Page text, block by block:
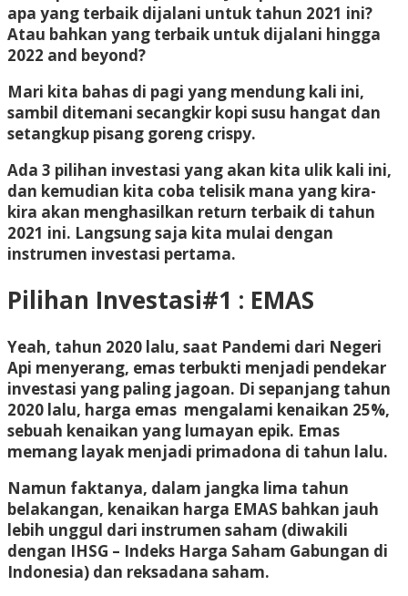
apa yang terbaik dijalani untuk tahun 2021 ini?
Atau bahkan yang terbaik untuk dijalani hingga
2022 and beyond?
Mari kita bahas di pagi yang mendung kali ini,
sambil ditemani secangkir kopi susu hangat dan
setangkup pisang goreng crispy.
Ada 3 pilihan investasi yang akan kita ulik kali ini,
dan kemudian kita coba telisik mana yang kira-
kira akan menghasilkan return terbaik di tahun
2021 ini. Langsung saja kita mulai dengan
instrumen investasi pertama.
Pilihan Investasi#1 : EMAS
Yeah, tahun 2020 lalu, saat Pandemi dari Negeri
Api menyerang, emas terbukti menjadi pendekar
investasi yang paling jagoan. Di sepanjang tahun
2020 lalu, harga emas mengalami kenaikan 25%,
sebuah kenaikan yang lumayan epik. Emas
memang layak menjadi primadona di tahun lalu.
Namun faktanya, dalam jangka lima tahun
belakangan, kenaikan harga EMAS bahkan jauh
lebih unggul dari instrumen saham (diwakili
dengan IHSG – Indeks Harga Saham Gabungan di
Indonesia) dan reksadana saham.